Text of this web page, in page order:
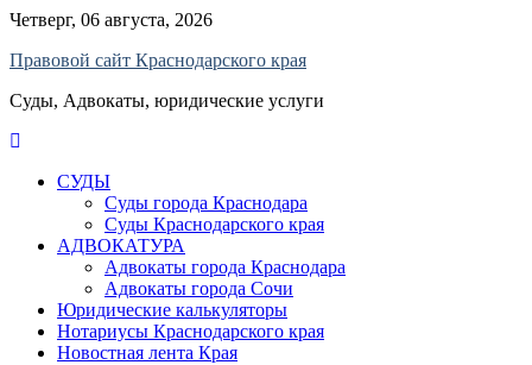
Skip
content
Четверг, 06 августа, 2026
Правовой сайт Краснодарского края
Суды, Адвокаты, юридические услуги
СУДЫ
Суды города Краснодара
Суды Краснодарского края
АДВОКАТУРА
Адвокаты города Краснодара
Адвокаты города Сочи
Юридические калькуляторы
Нотариусы Краснодарского края
Новостная лента Края